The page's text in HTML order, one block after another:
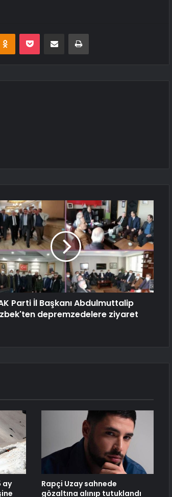
Odnoklassniki
Pocket E-Posta ile paylaş Yazdır
Parti İl Başkanı Abdulmuttalip
depremzedelere ziyaret
ay
Rapçi Uzay sahnede
gözaltına alınıp tutuklandı